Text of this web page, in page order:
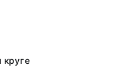
круге